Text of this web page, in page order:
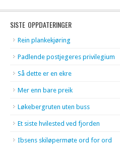
SISTE OPPDATERINGER
Rein plankekjøring
Padlende postjegeres privilegium
Så dette er en ekre
Mer enn bare preik
Løkebergruten uten buss
Et siste hvilested ved fjorden
Ibsens skiløpermøte ord for ord